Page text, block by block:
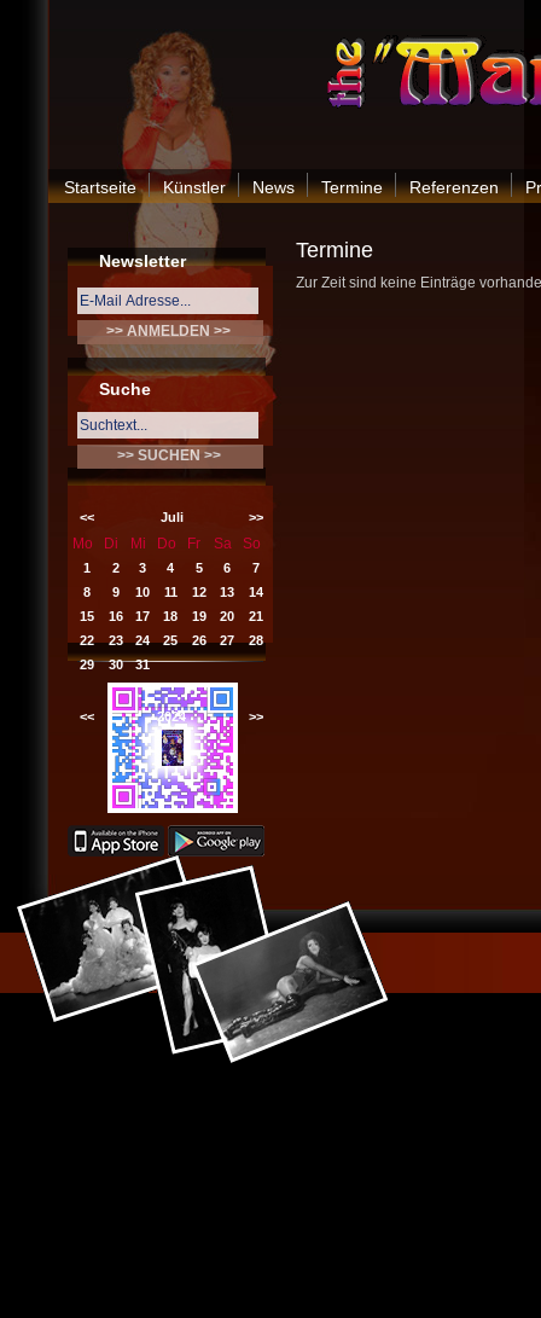
Startseite Künstler News Termine Referenzen
Newsletter
Suche
<< Juli >>
Mo Di Mi Do Fr Sa So
1 2 3 4 5 6
7
8
9 10 11 12 13
14
15
16 17 18 19 20
21
22
23 24 25 26 27
28
29
30 31
<< 2024 >>
Termine
Zur Zeit sind keine Einträge